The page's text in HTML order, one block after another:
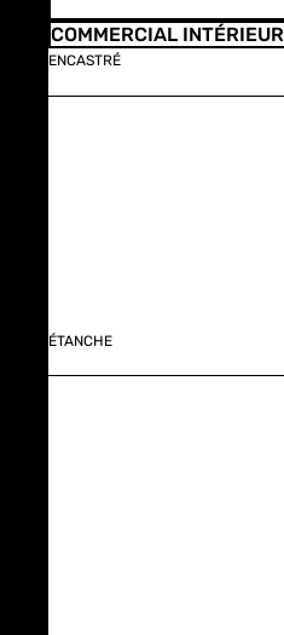
COMMERCIAL INTÉRIEUR
ENCASTRÉ
ÉTANCHE